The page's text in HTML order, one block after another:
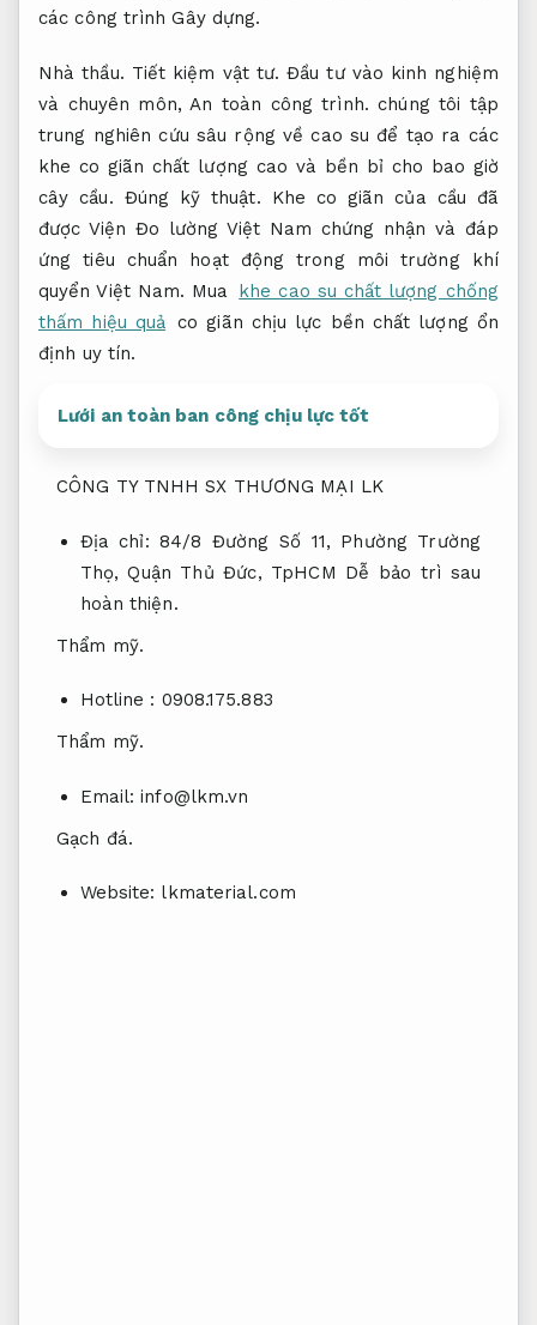
các công trình Gây dựng.
Nhà thầu. Tiết kiệm vật tư. Đầu tư vào kinh nghiệm
và chuyên môn,An toàn công trình. chúng tôi tập
trung nghiên cứu sâu rộng về cao su để tạo ra các
khe co giãn chất lượng cao và bền bỉ cho bao giờ
cây cầu. Đúng kỹ thuật. Khe co giãn của cầu đã
được Viện Đo lường Việt Nam chứng nhận và đáp
ứng tiêu chuẩn hoạt động trong môi trường khí
quyển Việt Nam. Mua
khe cao su chất lượng chống
thấm hiệu quả co giãn chịu lực bền chất lượng ổn
định uy tín.
Lưới an toàn ban công chịu lực tốt
CÔNG TY TNHH SX THƯƠNG MẠI LK
Địa chỉ: 84/8 Đường Số 11, Phường Trường
Thọ, Quận Thủ Đức, TpHCM Dễ bảo trì sau
hoàn thiện.
Thẩm mỹ.
Hotline : 0908.175.883
Thẩm mỹ.
Email:info@lkm.vn
Gạch đá.
Website: lkmaterial.com